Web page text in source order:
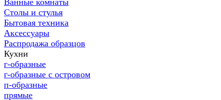
Ванные комнаты
Столы и стулья
Бытовая техника
Аксессуары
Распродажа образцов
Кухни
г-образные
г-образные с островом
п-образные
прямые